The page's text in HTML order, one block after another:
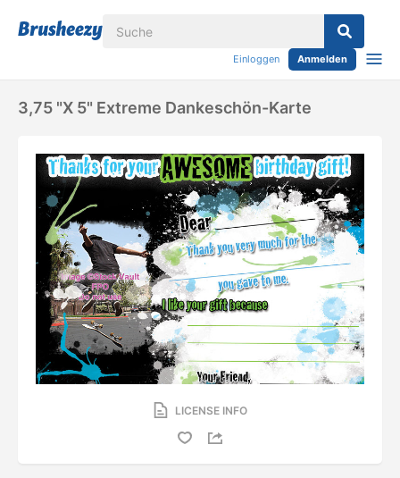
Einloggen Anmelden
3,75 "x 5" Extreme Dankeschön-Karte
LICENSE INFO